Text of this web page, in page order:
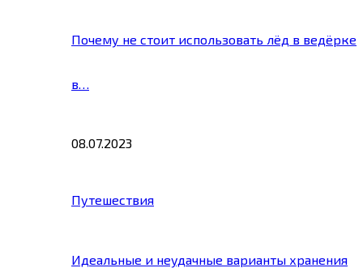
Почему не стоит использовать лёд в ведёрке
в…
08.07.2023
Путешествия
Идеальные и неудачные варианты хранения